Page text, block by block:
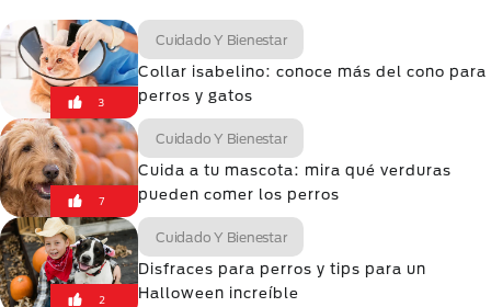
3
Cuidado Y Bienestar
Collar isabelino: conoce más del cono para
perros y gatos
7
Cuidado Y Bienestar
Cuida a tu mascota: mira qué verduras
pueden comer los perros
2
Cuidado Y Bienestar
Disfraces para perros y tips para un
Halloween increíble